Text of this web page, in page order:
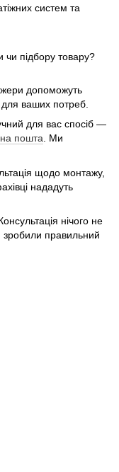
систем та
чи підбору товару?
допоможуть
ваших потреб.
для вас спосіб —
пошта. Ми
щодо монтажу,
нададуть
нічого не
правильний